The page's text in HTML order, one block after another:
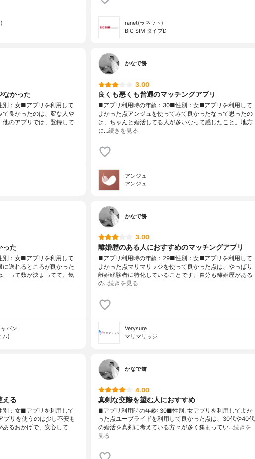
ranet(ラネット)
BIC SIM タイプD
なかった
：女■アプリを利用して
て良かったのは、変な人や
他のアプリでは、登録して
かなで餅
3.00
良くも悪くも普通のマッチングアプリ
■アプリ利用時の年齢：30■性別：女■アプリを利用して
よかった点アンジュを使ってみて良かったなって思ったの
は、ちゃんと婚活してる人が多いなって感じたこと。地方
に…続きを見る
アンジュ
アンジュ
った
：女■アプリを利用して
に送れるところが良かった
」って数が決まってて、気
パン
ム)
かなで餅
3.00
離婚歴のある人におすすめのマッチングアプリ
■アプリ利用時の年齢：29■性別：女■アプリを利用して
よかった点マリマリッジを使って良かった点は、やっぱり
離婚経験者に特化していることです。自分も離婚歴がある
の…続きを見る
Verysure
マリマリッジ
える
：女■アプリを利用して
プリを使うのは少し不安も
あるおかげで、安心して
かなで餅
4.00
真剣な交際を望む人におすすめ
■アプリ利用時の年齢: 30■性別: 女アプリを利用してよか
った点ユーブライドを利用して良かった点は、30代や40代
の婚活を真剣に考えている方々が多く集まってい…続きを
見る